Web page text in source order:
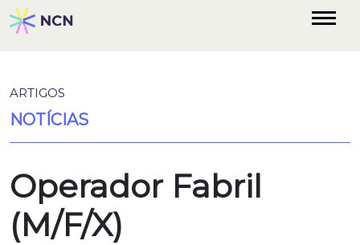
ARTIGOS
NOTÍCIAS
Operador Fabril
(M/F/X)